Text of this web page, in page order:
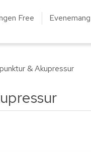
Free Evenemang
& Akupressur